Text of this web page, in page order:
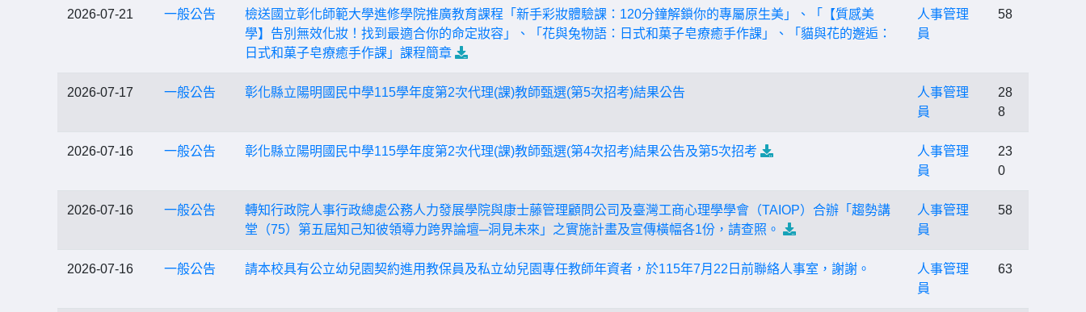
2026-07-21 一般公告
檢送國立彰化師範大學進修學院推廣教育課程「新手彩妝體驗課：120分鐘解鎖你的專屬原生美」、「【質感美
學】告別無效化妝！找到最適合你的命定妝容」、「花與兔物語：日式和菓子皂療癒手作課」、「貓與花的邂逅：
日式和菓子皂療癒手作課」課程簡章
人事管理
員
58
2026-07-17 一般公告 彰化縣立陽明國民中學115學年度第2次代理(課)教師甄選(第5次招考)結果公告
人事管理
員
28
8
2026-07-16 一般公告 彰化縣立陽明國民中學115學年度第2次代理(課)教師甄選(第4次招考)結果公告及第5次招考
人事管理
員
23
0
2026-07-16 一般公告
轉知行政院人事行政總處公務人力發展學院與康士藤管理顧問公司及臺灣工商心理學學會（TAIOP）合辦「趨勢講
堂（75）第五屆知己知彼領導力跨界論壇─洞見未來」之實施計畫及宣傳橫幅各1份，請查照。
人事管理
員
58
2026-07-16 一般公告 請本校具有公立幼兒園契約進用教保員及私立幼兒園專任教師年資者，於115年7月22日前聯絡人事室，謝謝。
人事管理
員
63